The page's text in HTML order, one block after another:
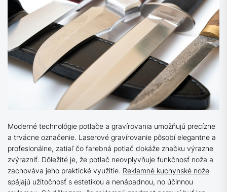
Moderné technológie potlače a gravírovania umožňujú precízne
a trvácne označenie. Laserové gravírovanie pôsobí elegantne a
profesionálne, zatiaľ čo farebná potlač dokáže značku výrazne
zvýrazniť. Dôležité je, že potlač neovplyvňuje funkčnosť noža a
zachováva jeho praktické využitie. Reklamné kuchynské nože
spájajú užitočnosť s estetikou a nenápadnou, no účinnou